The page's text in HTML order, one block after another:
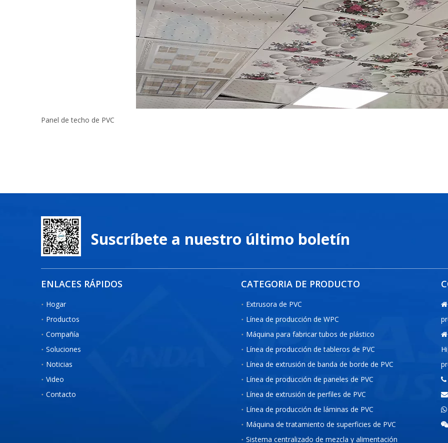
Panel de techo de PVC
Suscríbete a nuestro último boletín
ENLACES RÁPIDOS
Hogar
Productos
Compañía
Soluciones
Noticias
Video
Contacto
CATEGORIA DE PRODUCTO
Extrusora de PVC
Línea de producción de WPC
Máquina para fabricar tubos de plástico
Línea de producción de tableros de PVC
Línea de extrusión de banda de borde de PVC
Línea de producción de paneles de PVC
Línea de extrusión de perfiles de PVC
Línea de producción de láminas de PVC
Máquina de tratamiento de superficies de PVC
Sistema centralizado de mezcla y alimentación




